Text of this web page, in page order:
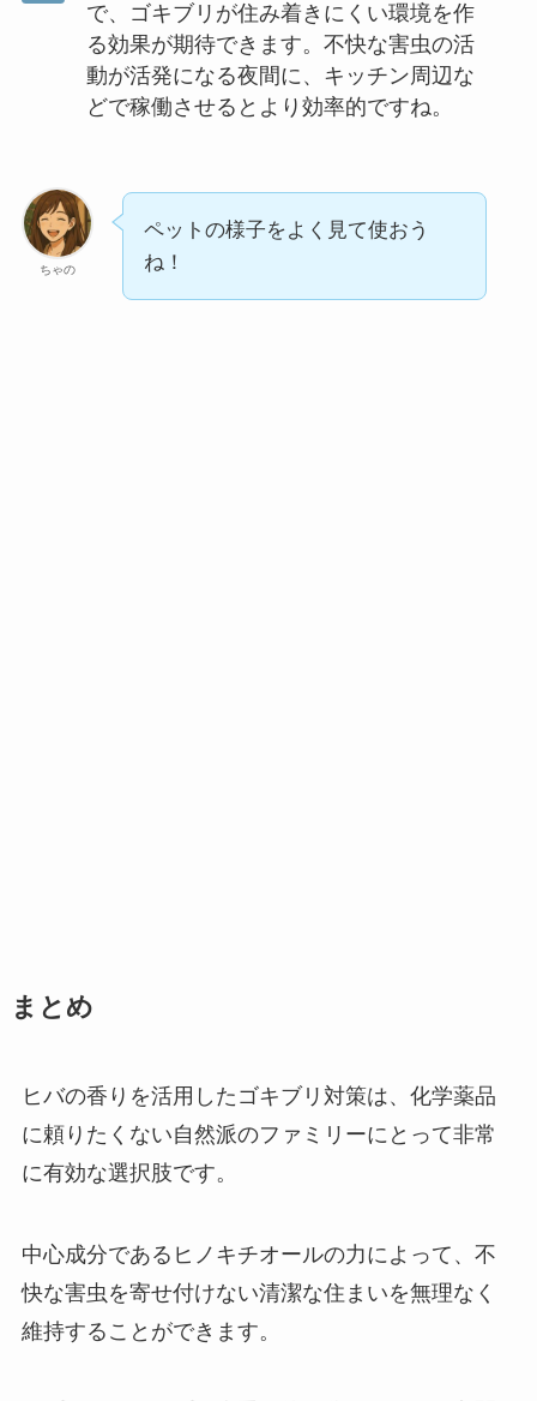
で、ゴキブリが住み着きにくい環境を作
る効果が期待できます。不快な害虫の活
動が活発になる夜間に、キッチン周辺な
どで稼働させるとより効率的ですね。
ちゃの
ペットの様子をよく見て使おう
ね！
まとめ
ヒバの香りを活用したゴキブリ対策は、化学薬品
に頼りたくない自然派のファミリーにとって非常
に有効な選択肢です。
中心成分であるヒノキチオールの力によって、不
快な害虫を寄せ付けない清潔な住まいを無理なく
維持することができます。